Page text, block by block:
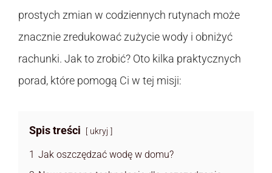
prostych zmian w codziennych rutynach może
znacznie zredukować zużycie wody i obniżyć
rachunki. Jak to zrobić? Oto kilka praktycznych
porad, które pomogą Ci w tej misji:
Spis treści ukryj
1 Jak oszczędzać wodę w domu?